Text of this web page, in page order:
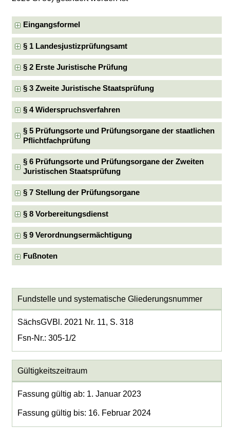
Eingangsformel
§ 1 Landesjustizprüfungsamt
§ 2 Erste Juristische Prüfung
§ 3 Zweite Juristische Staatsprüfung
§ 4 Widerspruchsverfahren
§ 5 Prüfungsorte und Prüfungsorgane der staatlichen
Pflichtfachprüfung
§ 6 Prüfungsorte und Prüfungsorgane der Zweiten
Juristischen Staatsprüfung
§ 7 Stellung der Prüfungsorgane
§ 8 Vorbereitungsdienst
§ 9 Verordnungsermächtigung
Fußnoten
Fundstelle und systematische Gliederungsnummer
SächsGVBl. 2021 Nr. 11, S. 318
Fsn-Nr.: 305-1/2
Gültigkeitszeitraum
Fassung gültig ab: 1. Januar 2023
Fassung gültig bis: 16. Februar 2024